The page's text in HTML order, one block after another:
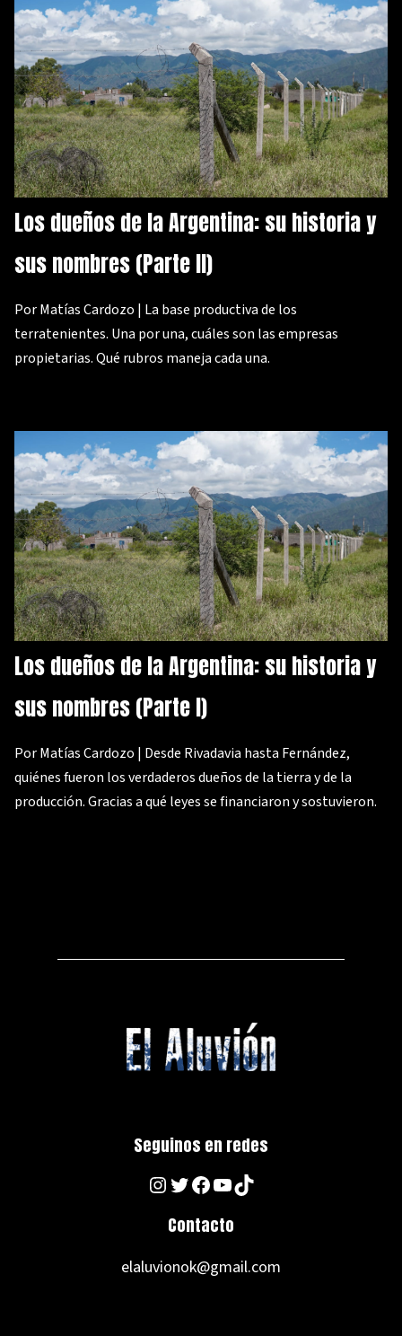
Los dueños de la Argentina: su historia y
sus nombres (Parte II)
Por Matías Cardozo | La base productiva de los
terratenientes. Una por una, cuáles son las empresas
propietarias. Qué rubros maneja cada una.
Los dueños de la Argentina: su historia y
sus nombres (Parte I)
Por Matías Cardozo | Desde Rivadavia hasta Fernández,
quiénes fueron los verdaderos dueños de la tierra y de la
producción. Gracias a qué leyes se financiaron y sostuvieron.
Seguinos en redes
Instagram
Twitter
Facebook
YouTube
TikTok
Contacto
elaluvionok@gmail.com